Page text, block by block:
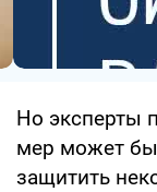
Но эксперты
мер может
защитить